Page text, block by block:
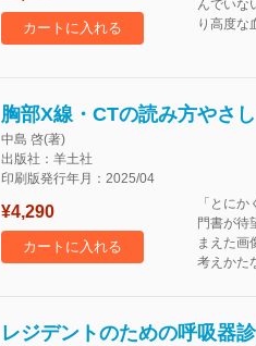
カートに入れる
んでいな
り高度な
胸部X線・CTの読み方やさ
中島 啓(著)
出版社：羊土社
印刷版発行年月：2025/04
¥4,290
カートに入れる
「とに
門書が待
まえた画
考えかた
レジデントのための呼吸器